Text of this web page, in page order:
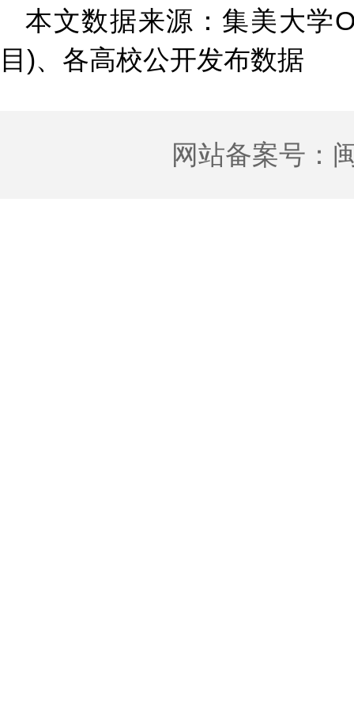
本文数据来源：集美大学
目)、各高校公开发布数据
网站备案号：